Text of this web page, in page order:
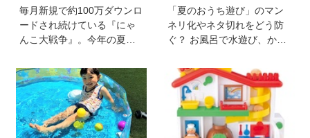
毎月新規で約100万ダウンロ
ードされ続けている『にゃ
んこ大戦争』。今年の夏は
人までファンがいるのはな
ぜ？
「夏のおうち遊び」のマン
ネリ化やネタ切れをどう防
ぐ？ お風呂で水遊び、かき
に聞いたアイデアを紹介！
【HugKum総研】